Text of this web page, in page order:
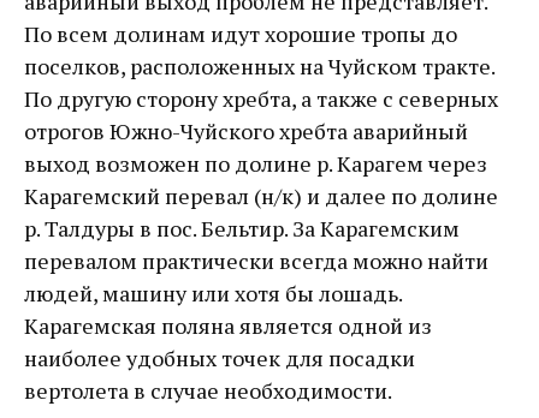
По всем долинам идут хорошие тропы до
поселков, расположенных на Чуйском тракте.
По другую сторону хребта, а также с северных
отрогов Южно-Чуйского хребта аварийный
выход возможен по долине р. Карагем через
Карагемский перевал (н/к) и далее по долине
р. Талдуры в пос. Бельтир. За Карагемским
перевалом практически всегда можно найти
людей, машину или хотя бы лошадь.
Карагемская поляна является одной из
наиболее удобных точек для посадки
вертолета в случае необходимости.